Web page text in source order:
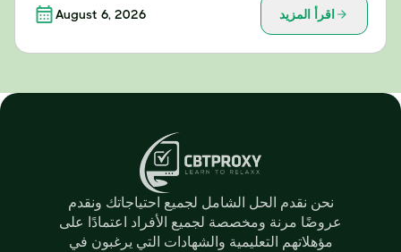
August 6, 2026 اقرأ المزيد
نحن نقدم الحل الشامل لجميع احتياجاتك ونقدم
عروضًا مرنة ومخصصة لجميع الأفراد اعتمادًا على
مؤهلاتهم التعليمية والشهادات التي يرغبون في